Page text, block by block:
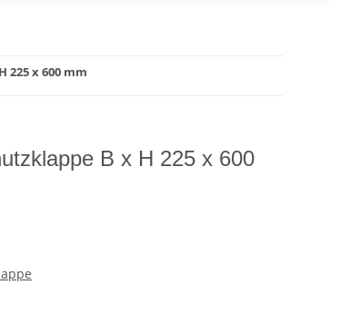
225 x 600 mm
B x H 225 x 600